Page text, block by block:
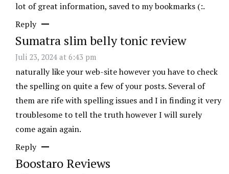
lot of great information, saved to my bookmarks (:.
Reply
Sumatra slim belly tonic review
Juli 23, 2024 at 6:43 pm
naturally like your web-site however you have to check
the spelling on quite a few of your posts. Several of
them are rife with spelling issues and I in finding it very
troublesome to tell the truth however I will surely
come again again.
Reply
Boostaro Reviews